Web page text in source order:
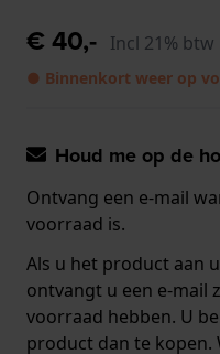
€ 40,- Incl 21% btw
● Binnenkort weer op
Houd me op de
Ontvang een e-mail
voorraad is.
Als u het product aan
ontvangt u een e-mail
voorraad hebben. U
product dan te kopen.